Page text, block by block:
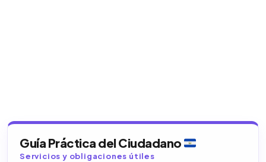
Guía Práctica del Ciudadano
Servicios y obligaciones útiles